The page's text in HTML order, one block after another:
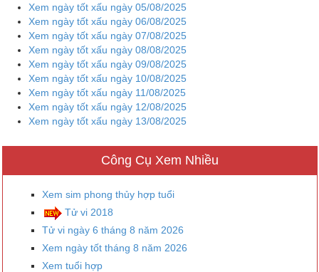
Xem ngày tốt xấu ngày 05/08/2025
Xem ngày tốt xấu ngày 06/08/2025
Xem ngày tốt xấu ngày 07/08/2025
Xem ngày tốt xấu ngày 08/08/2025
Xem ngày tốt xấu ngày 09/08/2025
Xem ngày tốt xấu ngày 10/08/2025
Xem ngày tốt xấu ngày 11/08/2025
Xem ngày tốt xấu ngày 12/08/2025
Xem ngày tốt xấu ngày 13/08/2025
Công Cụ Xem Nhiều
Xem sim phong thủy hợp tuổi
Tử vi 2018
Tử vi ngày 6 tháng 8 năm 2026
Xem ngày tốt tháng 8 năm 2026
Xem tuổi hợp